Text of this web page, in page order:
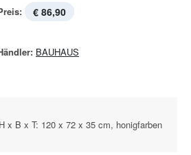
€ 86,90
BAUHAUS
x B x T: 120 x 72 x 35 cm, honigfarben